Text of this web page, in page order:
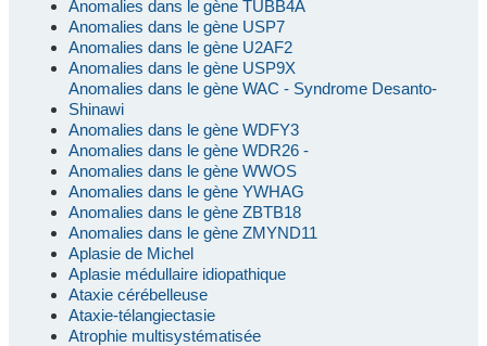
Anomalies dans le gène TUBB4A
Anomalies dans le gène USP7
Anomalies dans le gène U2AF2
Anomalies dans le gène USP9X
Anomalies dans le gène WAC - Syndrome Desanto-
Shinawi
Anomalies dans le gène WDFY3
Anomalies dans le gène WDR26 -
Anomalies dans le gène WWOS
Anomalies dans le gène YWHAG
Anomalies dans le gène ZBTB18
Anomalies dans le gène ZMYND11
Aplasie de Michel
Aplasie médullaire idiopathique
Ataxie cérébelleuse
Ataxie-télangiectasie
Atrophie multisystématisée